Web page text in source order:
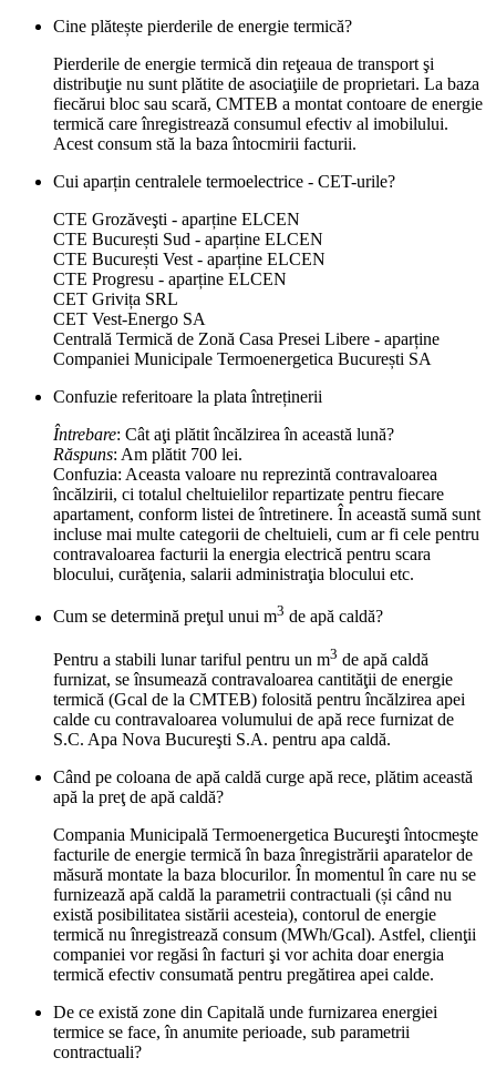
Cine plătește pierderile de energie termică?
Pierderile de energie termică din reţeaua de transport şi
distribuţie nu sunt plătite de asociaţiile de proprietari. La baza
fiecărui bloc sau scară, CMTEB a montat contoare de energie
termică care înregistrează consumul efectiv al imobilului.
Acest consum stă la baza întocmirii facturii.
Cui aparțin centralele termoelectrice - CET-urile?
CTE Grozăveşti - aparține ELCEN
CTE București Sud - aparține ELCEN
CTE București Vest - aparține ELCEN
CTE Progresu - aparține ELCEN
CET Grivița SRL
CET Vest-Energo SA
Centrală Termică de Zonă Casa Presei Libere - aparține
Companiei Municipale Termoenergetica București SA
Confuzie referitoare la plata întreținerii
Întrebare: Cât aţi plătit încălzirea în această lună?
Răspuns: Am plătit 700 lei.
Confuzia: Aceasta valoare nu reprezintă contravaloarea
încălzirii, ci totalul cheltuielilor repartizate pentru fiecare
apartament, conform listei de întretinere. În această sumă sunt
incluse mai multe categorii de cheltuieli, cum ar fi cele pentru
contravaloarea facturii la energia electrică pentru scara
blocului, curăţenia, salarii administraţia blocului etc.
Cum se determină preţul unui m3 de apă caldă?
Pentru a stabili lunar tariful pentru un m3 de apă caldă
furnizat, se însumează contravaloarea cantităţii de energie
termică (Gcal de la CMTEB) folosită pentru încălzirea apei
calde cu contravaloarea volumului de apă rece furnizat de
S.C. Apa Nova Bucureşti S.A. pentru apa caldă.
Când pe coloana de apă caldă curge apă rece, plătim această
apă la preţ de apă caldă?
Compania Municipală Termoenergetica Bucureşti întocmeşte
facturile de energie termică în baza înregistrării aparatelor de
măsură montate la baza blocurilor. În momentul în care nu se
furnizează apă caldă la parametrii contractuali (și când nu
există posibilitatea sistării acesteia), contorul de energie
termică nu înregistrează consum (MWh/Gcal). Astfel, clienţii
companiei vor regăsi în facturi şi vor achita doar energia
termică efectiv consumată pentru pregătirea apei calde.
De ce există zone din Capitală unde furnizarea energiei
termice se face, în anumite perioade, sub parametrii
contractuali?